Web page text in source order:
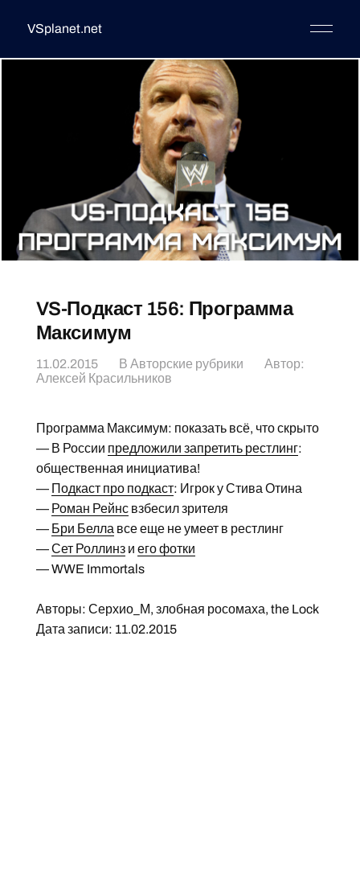
VSplanet.net
VS-Подкаст 156: Программа
Максимум
11.02.2015 В Авторские рубрики
Автор:
Алексей Красильников
Программа Максимум: показать всё, что скрыто
— В России предложили запретить рестлинг:
общественная инициатива!
— Подкаст про подкаст: Игрок у Стива Отина
— Роман Рейнсвзбесил зрителя
— Бри Белла все еще не умеет в рестлинг
—Сет Роллинзи его фотки
— WWE Immortals
Авторы: Серхио_М, злобная росомаха, the Lock
Дата записи: 11.02.2015